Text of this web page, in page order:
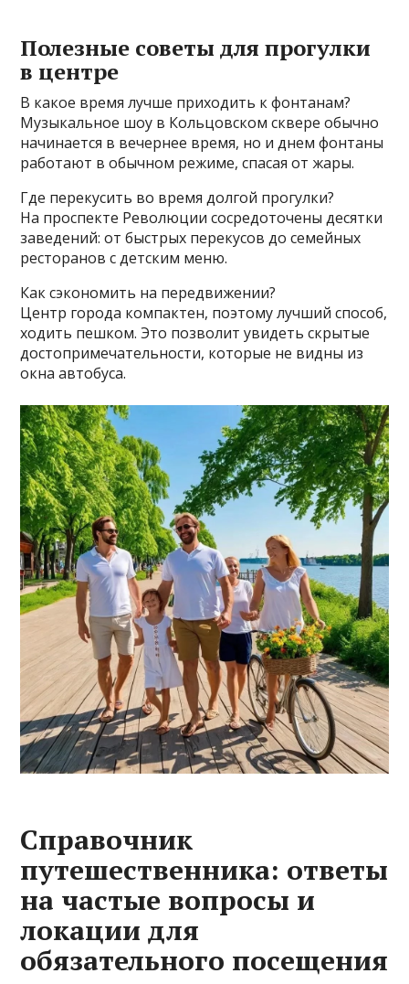
Полезные советы для прогулки
в центре
В какое время лучше приходить к фонтанам?
Музыкальное шоу в Кольцовском сквере обычно
начинается в вечернее время, но и днем фонтаны
работают в обычном режиме, спасая от жары.
Где перекусить во время долгой прогулки?
На проспекте Революции сосредоточены десятки
заведений: от быстрых перекусов до семейных
ресторанов с детским меню.
Как сэкономить на передвижении?
Центр города компактен, поэтому лучший способ,
ходить пешком. Это позволит увидеть скрытые
достопримечательности, которые не видны из
окна автобуса.
Справочник
путешественника: ответы
на частые вопросы и
локации для
обязательного посещения